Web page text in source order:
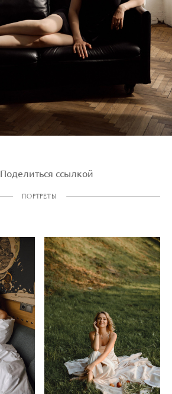
Поделиться ссылкой
ПОРТРЕТЫ